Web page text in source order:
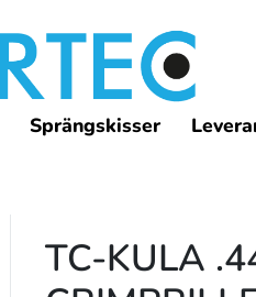
Sprängskisser
TC-KULA